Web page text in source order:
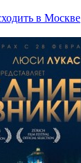
в Москве